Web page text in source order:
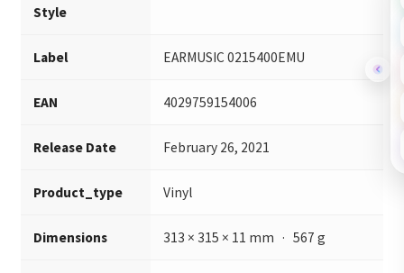
Style
Label EARMUSIC 0215400EMU
EAN 4029759154006
Release Date February 26, 2021
Product_type Vinyl
Dimensions 313 × 315 × 11 mm · 567 g